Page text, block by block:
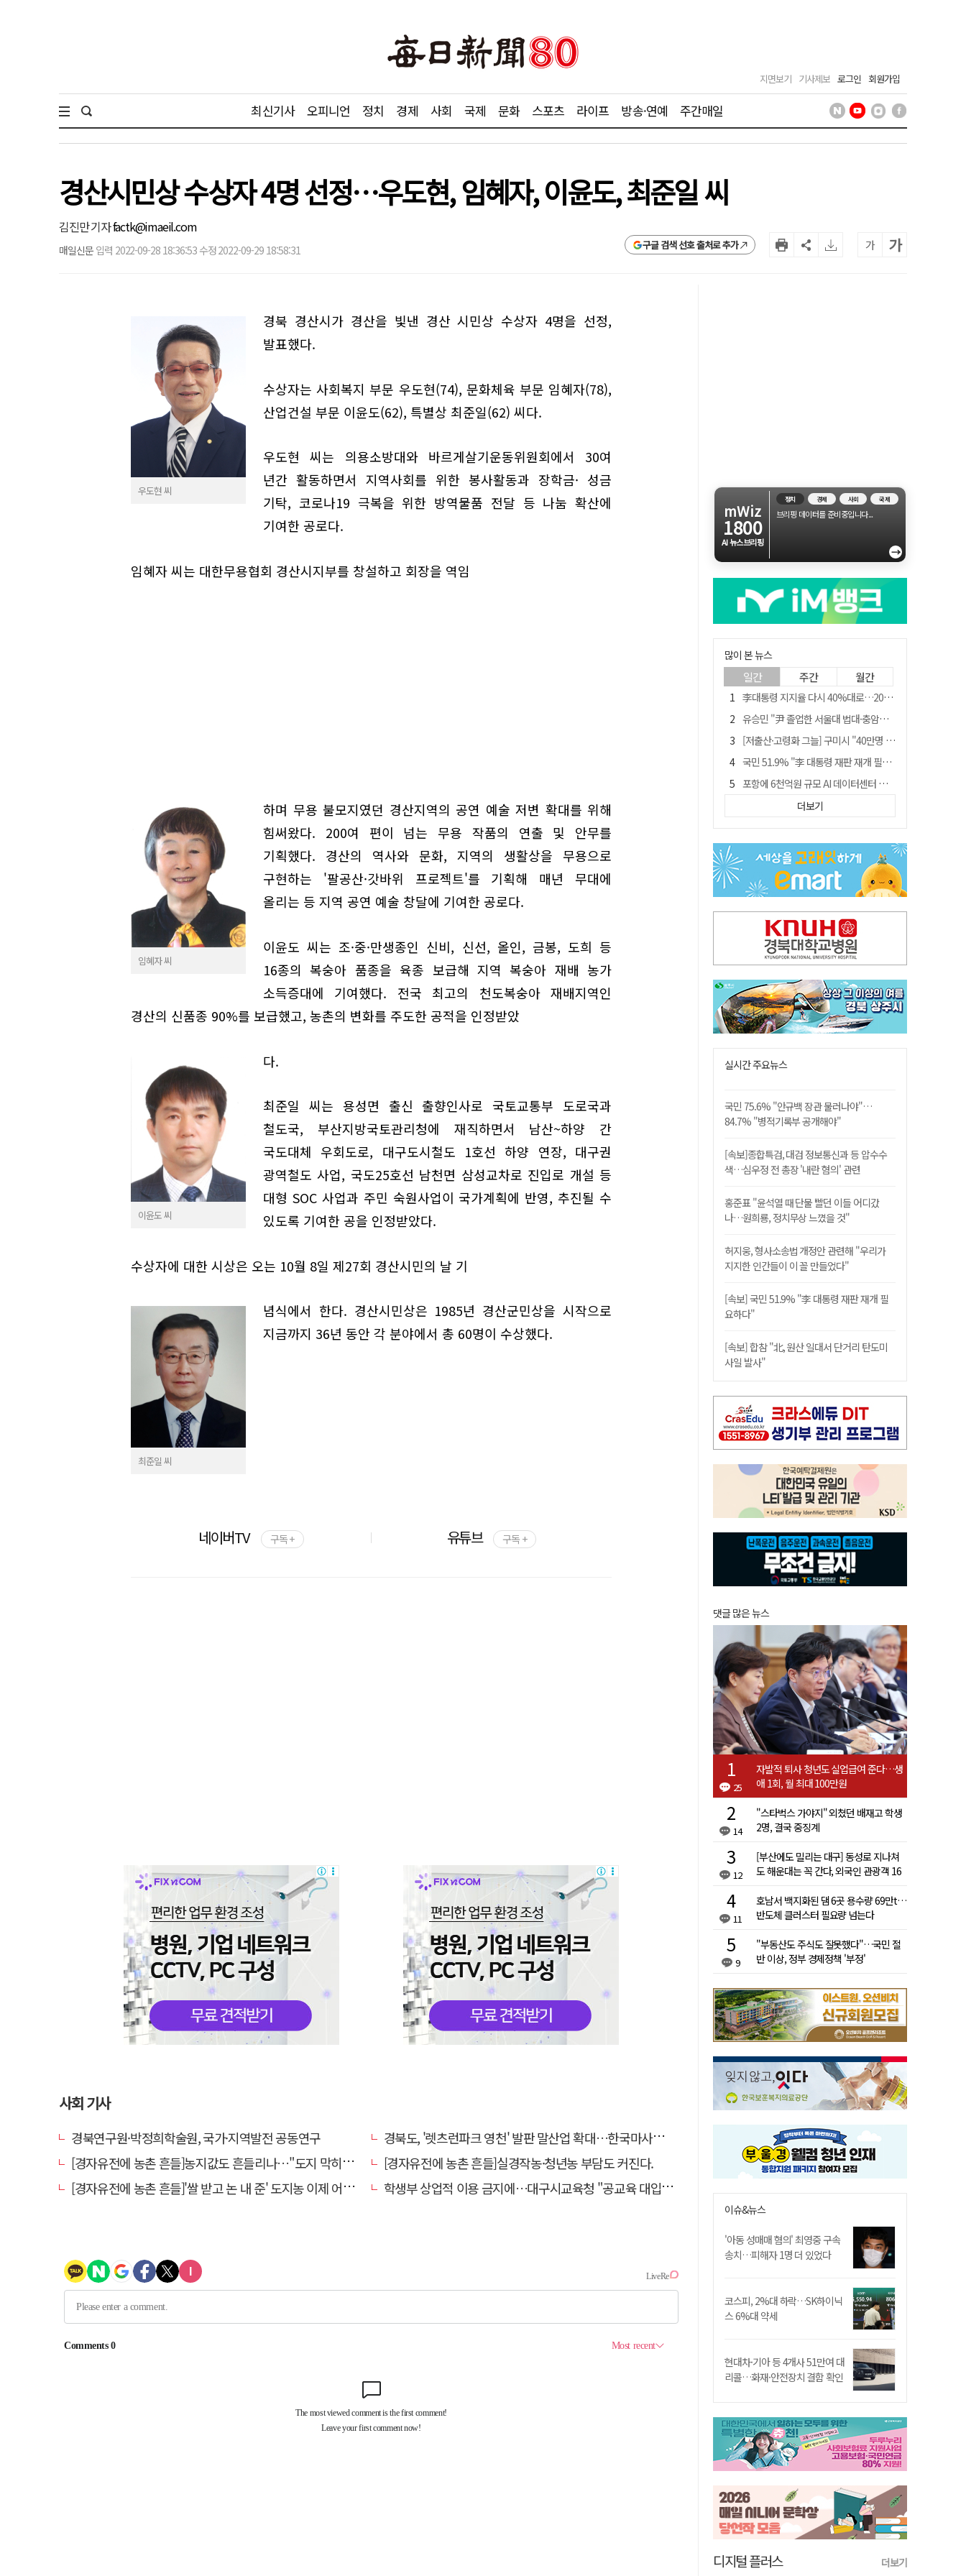
지면보기 기사제보 로그인 회원가입
최신기사 오피니언 정치 경제 사회 국제 문화 스포츠 라이프 방송·연예 주간매일
경산시민상 수상자 4명 선정…우도현, 임혜자, 이윤도, 최준일 씨
김진만 기자factk@imaeil.com
매일신문 입력 2022-09-28 18:36:53 수정 2022-09-29 18:58:31 구글 검색 선호 출처로 추가 가 가
우도현 씨
경북 경산시가 경산을 빛낸 경산 시민상 수상자 4명을 선정,
발표했다.
수상자는 사회복지 부문 우도현(74), 문화체육 부문 임혜자(78),
산업건설 부문 이윤도(62), 특별상 최준일(62) 씨다.
우도현 씨는 의용소방대와 바르게살기운동위원회에서 30여
년간 활동하면서 지역사회를 위한 봉사활동과 장학금· 성금
기탁, 코로나19 극복을 위한 방역물품 전달 등 나눔 확산에
기여한 공로다.
임혜자 씨는 대한무용협회 경산시지부를 창설하고 회장을 역임
임혜자 씨
하며 무용 불모지였던 경산지역의 공연 예술 저변 확대를 위해
힘써왔다. 200여 편이 넘는 무용 작품의 연출 및 안무를
기획했다. 경산의 역사와 문화, 지역의 생활상을 무용으로
구현하는 '팔공산·갓바위 프로젝트'를 기획해 매년 무대에
올리는 등 지역 공연 예술 창달에 기여한 공로다.
이윤도 씨는 조·중·만생종인 신비, 신선, 올인, 금봉, 도희 등
16종의 복숭아 품종을 육종 보급해 지역 복숭아 재배 농가
소득증대에 기여했다. 전국 최고의 천도복숭아 재배지역인
경산의 신품종 90%를 보급했고, 농촌의 변화를 주도한 공적을 인정받았
이윤도 씨
다.
최준일 씨는 용성면 출신 출향인사로 국토교통부 도로국과
철도국, 부산지방국토관리청에 재직하면서 남산~하양 간
국도대체 우회도로, 대구도시철도 1호선 하양 연장, 대구권
광역철도 사업, 국도25호선 남천면 삼성교차로 진입로 개설 등
대형 SOC 사업과 주민 숙원사업이 국가계획에 반영, 추진될 수
있도록 기여한 공을 인정받았다.
수상자에 대한 시상은 오는 10월 8일 제27회 경산시민의 날 기
최준일 씨
념식에서 한다. 경산시민상은 1985년 경산군민상을 시작으로
지금까지 36년 동안 각 분야에서 총 60명이 수상했다.
네이버TV 구독 + 유튜브 구독 +
사회 기사
경북연구원·박정희학술원, 국가·지역발전 공동연구
경북도, '렛츠런파크 영천' 발판 말산업 확대…한국마사회 유치도 총력
[경자유전에 농촌 흔들]농지값도 흔들리나…"도지 막히면 헐값 매물 나올 수도"
[경자유전에 농촌 흔들]실경작농·청년농 부담도 커진다.
[경자유전에 농촌 흔들]'쌀 받고 논 내 준' 도지농 이제 어쩌나?
학생부 상업적 이용 금지에…대구시교육청 "공교육 대입 상담 강화"
mWiz
1800
AI 뉴스브리핑
정치 경제 사회 국제
브리핑 데이터를 준비중입니다...
→
많이 본 뉴스
일간 주간 월간
李대통령 지지율 다시 40%대로…20대는 18.8%p 급락
유승민 "尹 졸업한 서울대 법대·충암고도 없애야"…李 육사 통합 직격
[저출산·고령화 그늘] 구미시 "40만명 사수" 고령군 "3만명대 회복"
국민 51.9% "李 대통령 재판 재개 필요하다"
포항에 6천억원 규모 AI 데이터센터 들어선다
李대통령 "육사 출신이 또 쿠데타 할 수도"…육사 총동창회 "정치적 보복"
경북 영천시, 9월부터 11월까지 반값 여행 혜택 제공
"김용민, 흑백논리로 세상 보는 듯" 검찰 내부서 지탄
월 매출 9천만원에도 문 닫는 영양 젖소농장… "일할 사람이 없어"
더보기
실시간 주요뉴스
국민 75.6% "안규백 장관 물러나야"…
84.7% "병적기록부 공개해야"
[속보]종합특검, 대검 정보통신과 등 압수수
색…심우정 전 총장 '내란 혐의' 관련
홍준표 "윤석열 때 단물 빨던 이들 어디갔
나…원희룡, 정치무상 느꼈을 것"
허지웅, 형사소송법 개정안 관련해 "우리가
지지한 인간들이 이 꼴 만들었다"
[속보] 국민 51.9% "李 대통령 재판 재개 필
요하다"
[속보] 합참 "北, 원산 일대서 단거리 탄도미
사일 발사"
댓글 많은 뉴스
25
자발적 퇴사 청년도 실업급여 준다…생
애 1회, 월 최대 100만원
14
"스타벅스 가야지" 외쳤던 배재고 학생
2명, 결국 중징계
12
[부산에도 밀리는 대구] 동성로 지나쳐
도 해운대는 꼭 간다, 외국인 관광객 16
11
호남서 백지화된 댐 6곳 용수량 69만t…
반도체 클러스터 필요량 넘는다
9
"부동산도 주식도 잘못했다"…국민 절
반 이상, 정부 경제정책 '부정'
이슈&뉴스
'아동 성매매 혐의' 최영중 구속
송치…피해자 1명 더 있었다
코스피, 2%대 하락…SK하이닉
스 6%대 약세
현대차·기아 등 4개사 51만여 대
리콜…화재·안전장치 결함 확인
디지털 플러스 더보기